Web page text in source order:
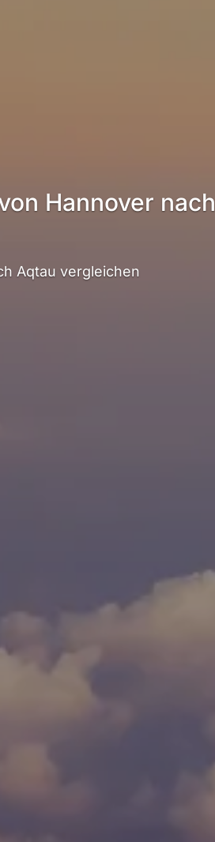
Hannover nach
Aqtau vergleichen